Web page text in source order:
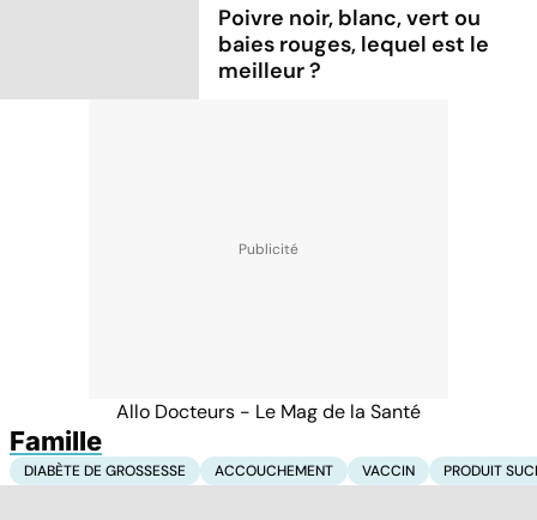
Poivre noir, blanc, vert ou
baies rouges, lequel est le
meilleur ?
Allo Docteurs - Le Mag de la Santé
Famille
DIABÈTE DE GROSSESSE ACCOUCHEMENT VACCIN PRODUIT